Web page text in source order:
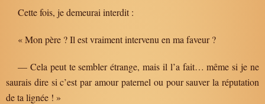
Cette fois, je demeurai interdit :
« Mon père ? Il est vraiment intervenu en ma faveur ?
— Cela peut te sembler étrange, mais il l’a fait… même si je ne
saurais dire si c’est par amour paternel ou pour sauver la réputation
de ta lignée ! »